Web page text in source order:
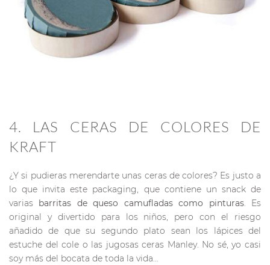
4. LAS CERAS DE COLORES DE
KRAFT
¿Y si pudieras merendarte unas ceras de colores? Es justo a
lo que invita este packaging, que contiene un snack de
varias barritas de queso camufladas como pinturas. Es
original y divertido para los niños, pero con el riesgo
añadido de que su segundo plato sean los lápices del
estuche del cole o las jugosas ceras Manley. No sé, yo casi
soy más del bocata de toda la vida…